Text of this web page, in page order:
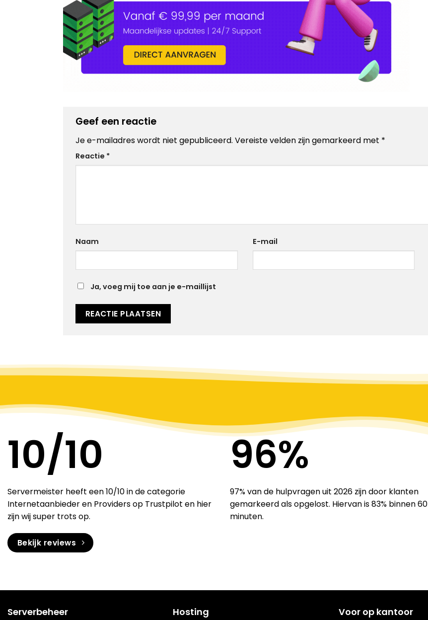
Geef een reactie
Je e-mailadres wordt niet gepubliceerd. Vereiste velden zijn gemarkeerd met *
Reactie *
Naam E-mail
Ja, voeg mij toe aan je e-maillijst
Alternative:
10/10
Servermeister heeft een 10/10 in de categorie
Internetaanbieder en Providers op Trustpilot en hier
zijn wij super trots op.
Bekijk reviews
97%
97% van de hulpvragen uit 2026 zijn door klanten
gemarkeerd als opgelost. Hiervan is 83% binnen 60
minuten.
Serverbeheer Hosting Voor op kantoor